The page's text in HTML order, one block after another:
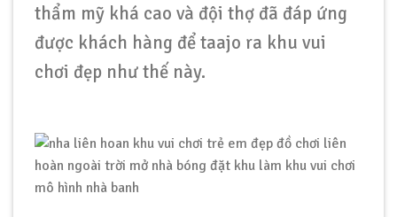
thẩm mỹ khá cao và đội thợ đã đáp ứng
được khách hàng để taajo ra khu vui
chơi đẹp như thế này.